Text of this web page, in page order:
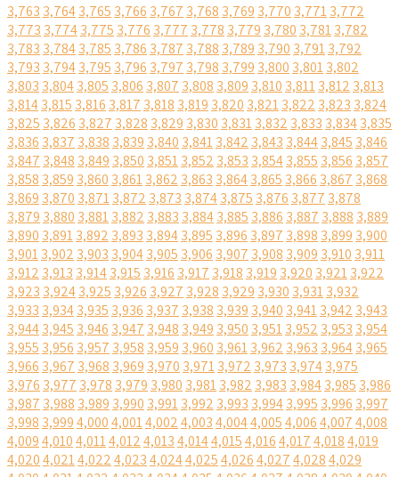
3,763 3,7643,765 3,766 3,767 3,768 3,769 3,770 3,7713,772
3,773 3,7743,775 3,776 3,777 3,778 3,779 3,780 3,7813,782
3,783 3,7843,785 3,786 3,787 3,788 3,789 3,790 3,7913,792
3,793 3,7943,795 3,796 3,797 3,798 3,799 3,800 3,8013,802
3,803 3,8043,805 3,806 3,807 3,808 3,809 3,810 3,8113,812 3,813
3,8143,815 3,816 3,817 3,818 3,819 3,820 3,8213,822 3,823 3,824
3,825 3,826 3,827 3,828 3,829 3,830 3,8313,832 3,833 3,8343,835
3,836 3,837 3,838 3,839 3,840 3,8413,842 3,843 3,8443,845 3,846
3,847 3,848 3,849 3,850 3,8513,852 3,853 3,8543,855 3,856 3,857
3,858 3,859 3,860 3,8613,862 3,863 3,8643,865 3,866 3,867 3,868
3,869 3,870 3,8713,872 3,873 3,8743,875 3,876 3,877 3,878
3,879 3,880 3,8813,882 3,883 3,8843,885 3,886 3,887 3,888 3,889
3,890 3,8913,892 3,893 3,8943,895 3,896 3,897 3,898 3,899 3,900
3,9013,902 3,903 3,9043,905 3,906 3,907 3,908 3,909 3,910 3,911
3,912 3,913 3,9143,915 3,916 3,917 3,918 3,919 3,920 3,9213,922
3,923 3,9243,925 3,926 3,927 3,928 3,929 3,930 3,9313,932
3,933 3,9343,935 3,936 3,937 3,938 3,939 3,940 3,9413,942 3,943
3,9443,945 3,946 3,947 3,948 3,949 3,950 3,9513,952 3,953 3,954
3,955 3,956 3,957 3,958 3,959 3,960 3,9613,962 3,963 3,9643,965
3,966 3,967 3,968 3,969 3,970 3,9713,972 3,973 3,9743,975
3,976 3,977 3,978 3,979 3,980 3,9813,982 3,983 3,9843,985 3,986
3,987 3,988 3,989 3,990 3,9913,992 3,993 3,9943,995 3,996 3,997
3,998 3,9994,0004,0014,0024,0034,0044,0054,0064,0074,008
4,0094,0104,0114,0124,0134,0144,0154,0164,0174,0184,019
4,0204,0214,0224,0234,0244,0254,0264,0274,0284,029